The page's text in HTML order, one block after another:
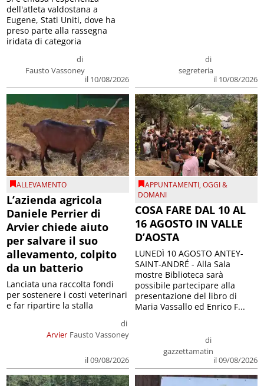
di
Fausto Vassoney
il 10/08/2026
dell'atleta valdostana a
Eugene, Stati Uniti, dove ha
preso parte alla rassegna
iridata di categoria
di
segreteria
il 10/08/2026
ALLEVAMENTO
L’azienda agricola
Daniele Perrier di
Arvier chiede aiuto
per salvare il suo
allevamento, colpito
da un batterio
Arvier
di
Fausto Vassoney
il 09/08/2026
Lanciata una raccolta fondi
per sostenere i costi veterinari
e far ripartire la stalla
APPUNTAMENTI,OGGI &
DOMANI
COSA FARE DAL 10 AL
16 AGOSTO IN VALLE
D’AOSTA
di
gazzettamatin
il 09/08/2026
LUNEDÌ 10 AGOSTO ANTEY-
SAINT-ANDRÉ - Alla Sala
mostre Biblioteca sarà
possibile partecipare alla
presentazione del libro di
Maria Vassallo ed Enrico F...